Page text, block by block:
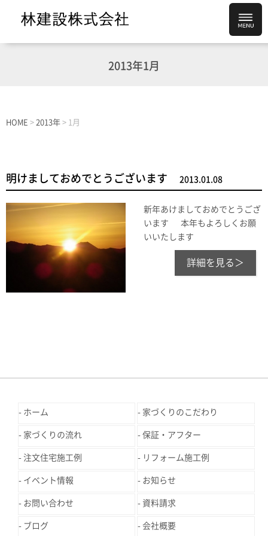
2013年1月
HOME > 2013年 > 1月
明けましておめでとうございます 2013.01.08
新年あけましておめでとうござ
います 本年もよろしくお願
いいたします
詳細を見る＞
ホーム 家づくりのこだわり
家づくりの流れ 保証・アフター
注文住宅施工例 リフォーム施工例
イベント情報 お知らせ
お問い合わせ 資料請求
ブログ 会社概要